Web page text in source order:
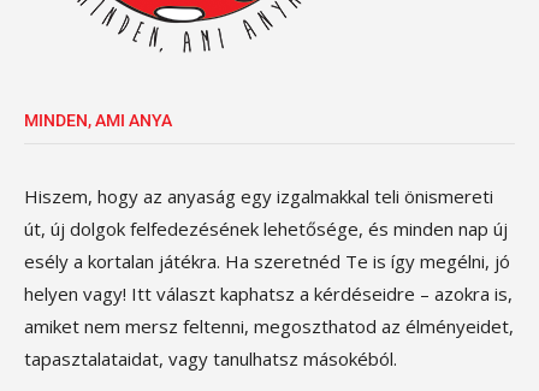
MINDEN, AMI ANYA
Hiszem, hogy az anyaság egy izgalmakkal teli önismereti
út, új dolgok felfedezésének lehetősége, és minden nap új
esély a kortalan játékra. Ha szeretnéd Te is így megélni, jó
helyen vagy! Itt választ kaphatsz a kérdéseidre – azokra is,
amiket nem mersz feltenni, megoszthatod az élményeidet,
tapasztalataidat, vagy tanulhatsz másokéból.